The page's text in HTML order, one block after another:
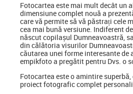
Fotocartea este mai mult decât un
dimensiune complet nouă a
care vă permite să vă păstrați cele
cea mai bună versiune. Indiferent
născut copilașul Dumneavoastră,
din călătoria visurilor
căutarea unei forme interesante de
empikfoto a pregătit pentru Dvs. o
Fotocartea este o amintire
proiect fotografic complet